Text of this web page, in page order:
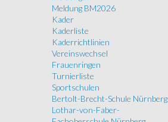
Meldung BM2026
Kader
Kaderliste
Kaderrichtlinien
Vereinswechsel
Frauenringen
Turnierliste
Sportschulen
Bertolt-Brecht-Schule Nürnberg
Lothar-von-Faber-